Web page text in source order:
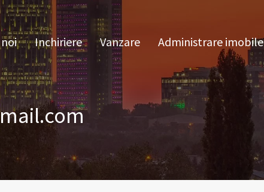
noi Inchiriere
Inchiriere Vanzare Administrare imobile